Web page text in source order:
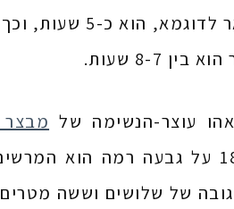
כ-5 שעות, וכך גם ל
8-7 שעות.
עוצר-הנשימה של מבצר
ג’וֹדְפּוּר. המבצר שנבנה בשנת 1808 על
של שלושים וששה